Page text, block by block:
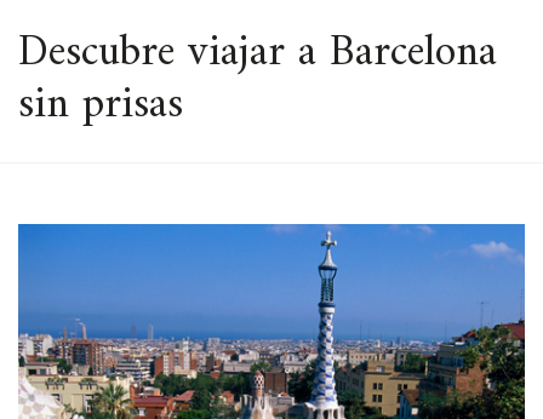
ESPACIO
Descubre viajar a Barcelona
sin prisas